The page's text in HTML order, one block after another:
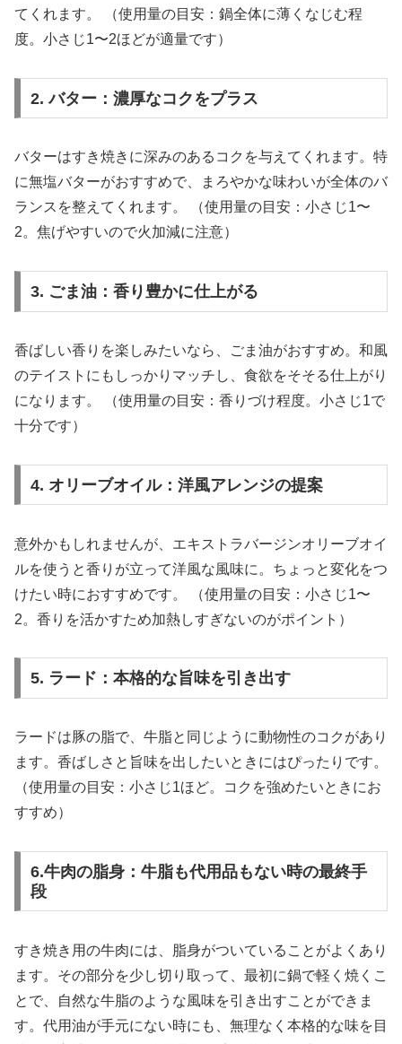
てくれます。 （使用量の目安：鍋全体に薄くなじむ程
度。小さじ1〜2ほどが適量です）
2. バター：濃厚なコクをプラス
バターはすき焼きに深みのあるコクを与えてくれます。特
に無塩バターがおすすめで、まろやかな味わいが全体のバ
ランスを整えてくれます。 （使用量の目安：小さじ1〜
2。焦げやすいので火加減に注意）
3. ごま油：香り豊かに仕上がる
香ばしい香りを楽しみたいなら、ごま油がおすすめ。和風
のテイストにもしっかりマッチし、食欲をそそる仕上がり
になります。 （使用量の目安：香りづけ程度。小さじ1で
十分です）
4. オリーブオイル：洋風アレンジの提案
意外かもしれませんが、エキストラバージンオリーブオイ
ルを使うと香りが立って洋風な風味に。ちょっと変化をつ
けたい時におすすめです。 （使用量の目安：小さじ1〜
2。香りを活かすため加熱しすぎないのがポイント）
5. ラード：本格的な旨味を引き出す
ラードは豚の脂で、牛脂と同じように動物性のコクがあり
ます。香ばしさと旨味を出したいときにはぴったりです。
（使用量の目安：小さじ1ほど。コクを強めたいときにお
すすめ）
6.牛肉の脂身：牛脂も代用品もない時の最終手
段
すき焼き用の牛肉には、脂身がついていることがよくあり
ます。その部分を少し切り取って、最初に鍋で軽く焼くこ
とで、自然な牛脂のような風味を引き出すことができま
す。代用油が手元にない時にも、無理なく本格的な味を目